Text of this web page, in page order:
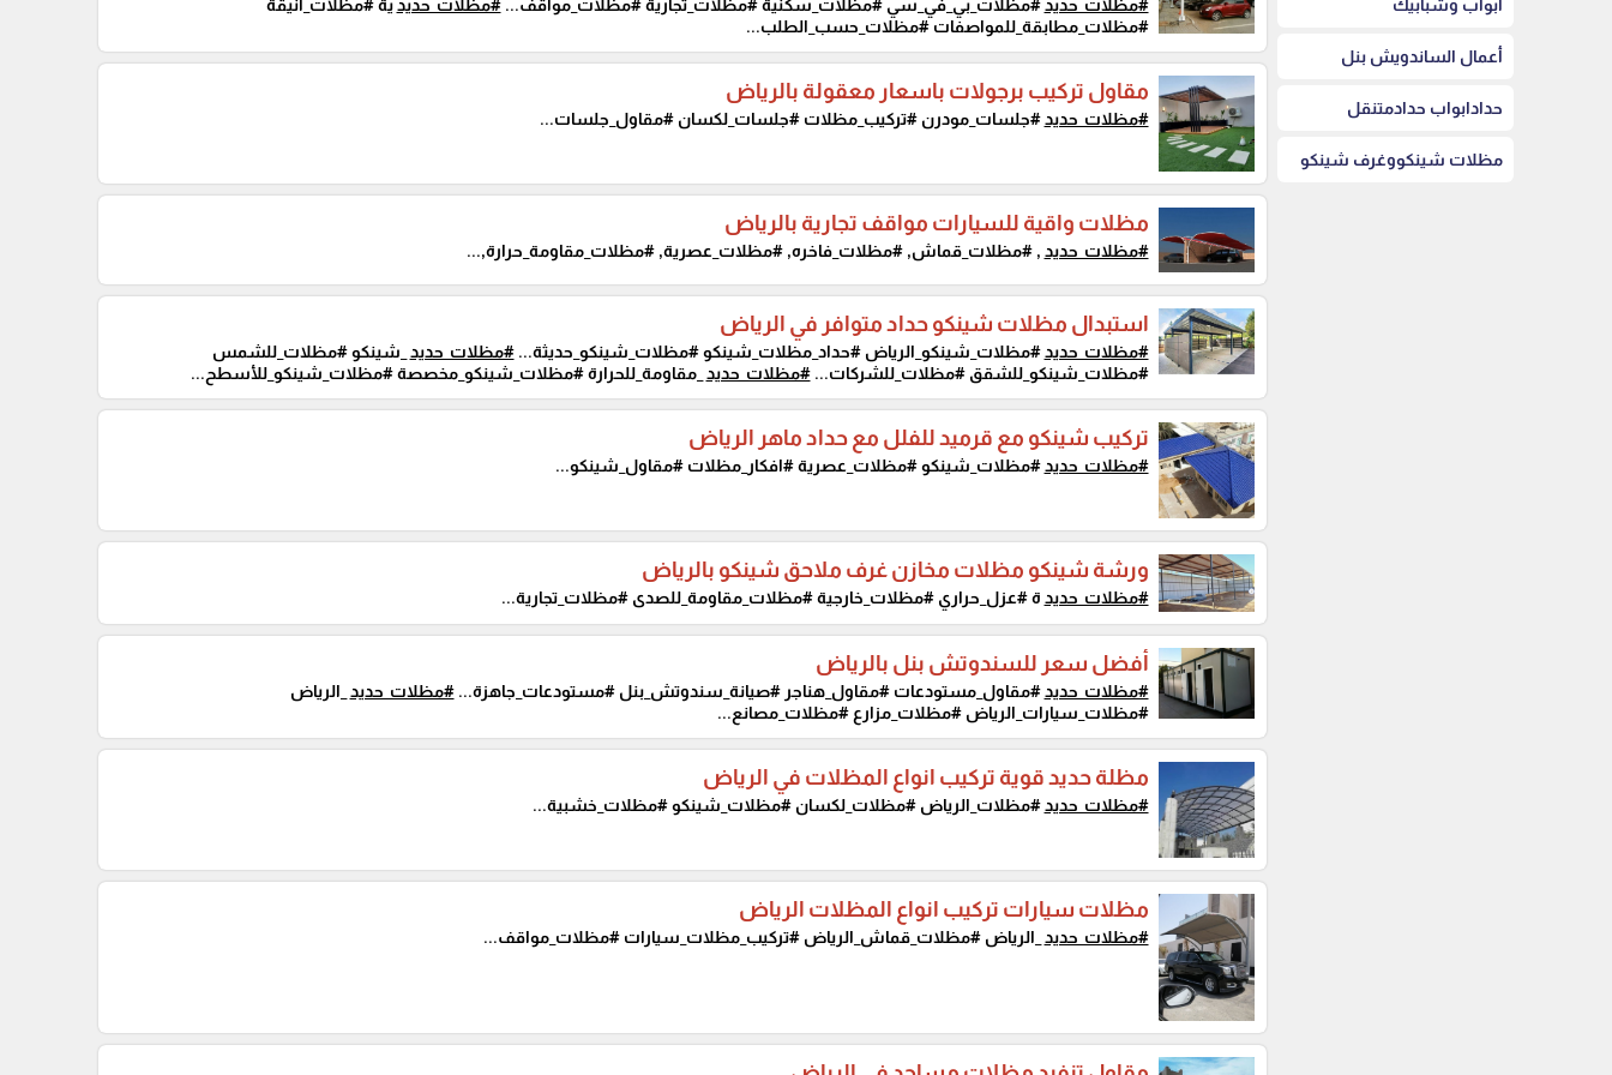
أبواب وشبابيك
أعمال الساندويش بنل
حدادابواب حدادمتنقل
مظلات شينكووغرف شينكو
#مظلات_حديد#مظلات_بي_في_سي #مظلات_سكنية #مظلات_تجارية #مظلات_مواقف...#مظلات_حديدية #مظلات_أنيقة
#مظلات_مطابقة_للمواصفات #مظلات_حسب_الطلب...
مقاول تركيب برجولات باسعار معقولة بالرياض
#مظلات_حديد#جلسات_مودرن #تركيب_مظلات #جلسات_لكسان #مقاول_جلسات...
مظلات واقية للسيارات مواقف تجارية بالرياض
#مظلات_حديد , #مظلات_قماش, #مظلات_فاخره, #مظلات_عصرية, #مظلات_مقاومة_حرارة,...
استبدال مظلات شينكو حداد متوافر في الرياض
#مظلات_حديد#مظلات_شينكو_الرياض #حداد_مظلات_شينكو #مظلات_شينكو_حديثة...#مظلات_حديد _شينكو #مظلات_للشمس
#مظلات_شينكو_للشقق #مظلات_للشركات...#مظلات_حديد _مقاومة_للحرارة #مظلات_شينكو_مخصصة #مظلات_شينكو_للأسطح...
تركيب شينكو مع قرميد للفلل مع حداد ماهر الرياض
#مظلات_حديد#مظلات_شينكو #مظلات_عصرية #افكار_مظلات #مقاول_شينكو...
ورشة شينكو مظلات مخازن غرف ملاحق شينكو بالرياض
#مظلات_حديد ة #عزل_حراري #مظلات_خارجية #مظلات_مقاومة_للصدى #مظلات_تجارية...
أفضل سعر للسندوتش بنل بالرياض
#مظلات_حديد#مقاول_مستودعات #مقاول_هناجر #صيانة_سندوتش_بنل #مستودعات_جاهزة...#مظلات_حديد _الرياض
#مظلات_سيارات_الرياض #مظلات_مزارع #مظلات_مصانع...
مظلة حديد قوية تركيب انواع المظلات في الرياض
#مظلات_حديد#مظلات_الرياض #مظلات_لكسان #مظلات_شينكو #مظلات_خشبية...
مظلات سيارات تركيب انواع المظلات الرياض
#مظلات_حديد _الرياض #مظلات_قماش_الرياض #تركيب_مظلات_سيارات #مظلات_مواقف...